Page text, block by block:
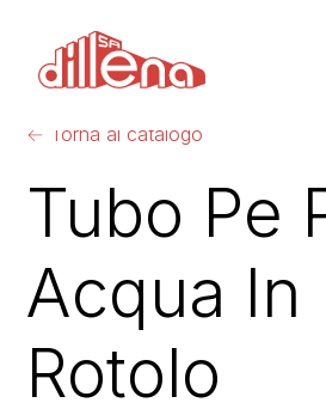
← Torna al catalogo
Tubo Pe
Acqua In
Rotolo